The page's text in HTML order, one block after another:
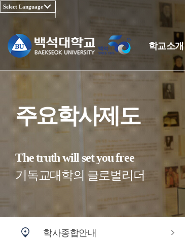
학교소개
주요학사제도
The truth will set you free
기독교대학의 글로벌리더
학사종합안내